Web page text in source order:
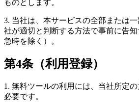
ものとします。
3. 当社は、本サービスの全部または
社が適切と判断する方法で事前に告
急時を除く）。
第4条（利用登録）
1. 無料ツールの利用には、当社所定
必要です。